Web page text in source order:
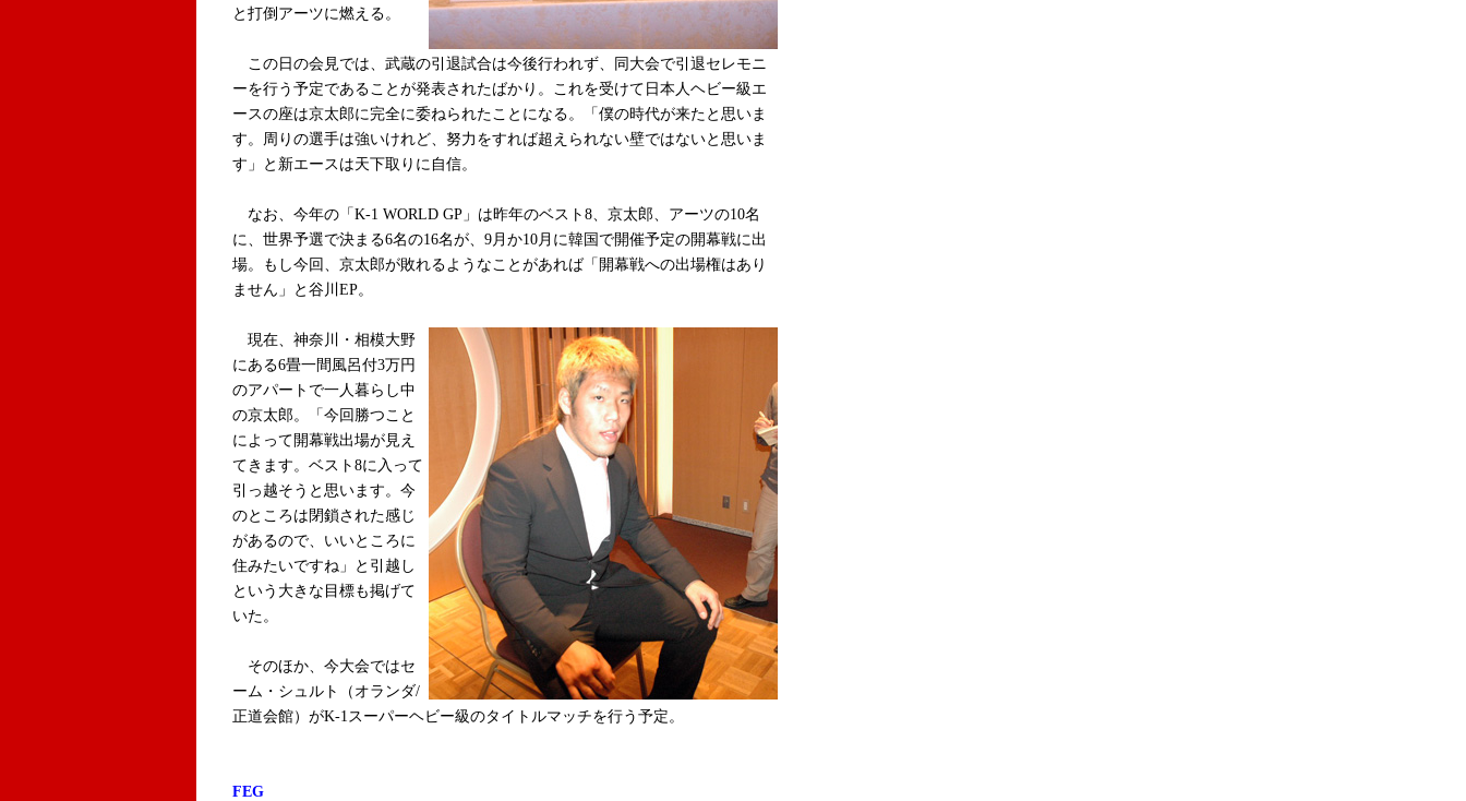
と打倒アーツに燃える。
この日の会見では、武蔵の引退試合は今後行われず、同大会で引退セレモニ
ーを行う予定であることが発表されたばかり。これを受けて日本人ヘビー級エ
ースの座は京太郎に完全に委ねられたことになる。「僕の時代が来たと思いま
す。周りの選手は強いけれど、努力をすれば超えられない壁ではないと思いま
す」と新エースは天下取りに自信。
なお、今年の「 K-1 WORLD GP 」は昨年のベスト8、京太郎、アーツの10名
に、世界予選で決まる6名の16名が、9月か10月に韓国で開催予定の開幕戦に出
場。もし今回、京太郎が敗れるようなことがあれば「開幕戦への出場権はあり
ません」と谷川EP。
現在、神奈川・相模大野
にある6畳一間風呂付3万円
のアパートで一人暮らし中
の京太郎。「今回勝つこと
によって開幕戦出場が見え
てきます。ベスト8に入って
引っ越そうと思います。今
のところは閉鎖された感じ
があるので、いいところに
住みたいですね」と引越し
という大きな目標も掲げて
いた。
そのほか、今大会ではセ
ーム・シュルト（オランダ/
正道会館）がK-1スーパーヘビー級のタイトルマッチを行う予定。
FEG